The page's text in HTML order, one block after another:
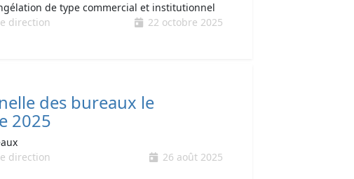
de type commercial et institutionnel
direction
22 octobre 2025
des bureaux le
2025
direction
26 août 2025